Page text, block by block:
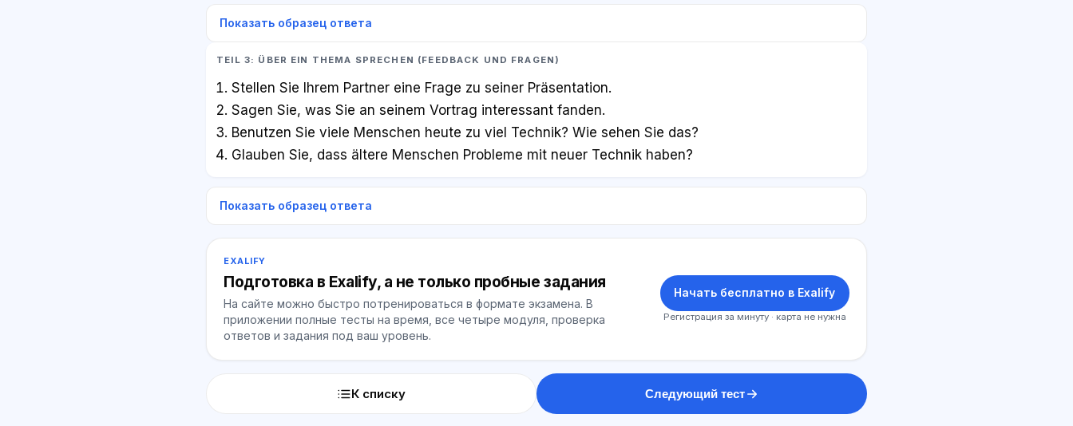
Показать образец ответа
TEIL 3: ÜBER EIN THEMA SPRECHEN (FEEDBACK UND FRAGEN)
Stellen Sie Ihrem Partner eine Frage zu seiner Präsentation.
Sagen Sie, was Sie an seinem Vortrag interessant fanden.
Benutzen Sie viele Menschen heute zu viel Technik? Wie sehen Sie das?
Glauben Sie, dass ältere Menschen Probleme mit neuer Technik haben?
Показать образец ответа
EXALIFY
Подготовка в Exalify, а не только пробные задания
На сайте можно быстро потренироваться в формате экзамена. В
приложении полные тесты на время, все четыре модуля, проверка
ответов и задания под ваш уровень.
Начать бесплатно в Exalify
Регистрация за минуту · карта не нужна
К списку Следующий тест